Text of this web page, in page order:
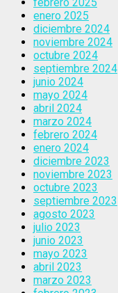
enero 2025
diciembre 2024
noviembre 2024
octubre 2024
septiembre 2024
junio 2024
mayo 2024
abril 2024
marzo 2024
febrero 2024
enero 2024
diciembre 2023
noviembre 2023
octubre 2023
septiembre 2023
agosto 2023
julio 2023
junio 2023
mayo 2023
abril 2023
marzo 2023